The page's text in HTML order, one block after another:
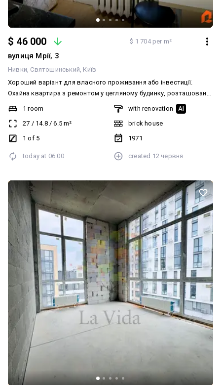
$ 46 000 $ 1 704 per m²
вулиця Мрії, 3
Нивки Святошинський Київ
Хороший варіант для власного проживання або інвестиції.
Охайна квартира з ремонтом у цегляному будинку, розташована
за адресою: м. Київ, вул. Мрії, 3. Характеристики: • 27 м² загальна
площа | житлова 14,8 м² | кухня 6,5 м² • 1/5 поверх • Цегляний
будинок (1971 рік) • Роздільне планування • Централізоване
опалення • Підземний паркінг — відсутній Стан квартири: •
Охайний та доглянутий під'їзд • Будинок розташований поблизу
громадського транспорту — лише 2 хвилини пішки • Відмінна
транспортна розв'язка для пересування містом • Розвинена
інфраструктура: магазини, кафе, аптеки, пошта, банк, дитячий
садок, школа, сквер • Газифікований будинок • До станцій метро
Нивки та Святошин — близько 5 хвилин на авто Локація:
Святошинський район — район із розвиненою інфраструктурою
та зручним транспортним сполученням. Усе необхідне для
комфортного життя знаходиться поруч. Ціна: 46 000 $ Можливе
придбання за державними програмами (єВідновлення №280,
№719 ваучер). Допоможемо пройти весь процес — від підбору
об’єкта до оформлення угоди. СуперЕксперти нерухомості
допоможуть вам придбати житло — звертайтеся. Ми поруч, щоб
ви знайшли найкраще.
1 room
27 / 14.8/6.5m²
1 of 5
with renovation AI
brick house
1971
today at 06:00 created 12 червня